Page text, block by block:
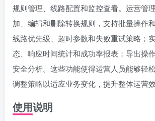
规则管理、线路配置和监控查看。运营管
加、编辑和删除转换规则，支持批量操作
线路优先级、超时参数和失败重试策略；
态、响应时间统计和成功率报表；导出操
安全分析。这些功能使得运营人员能够轻
调整策略以适应业务变化，提升整体运营效
使用说明